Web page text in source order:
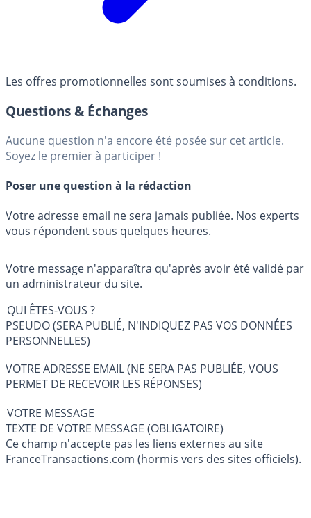
Les offres promotionnelles sont soumises à conditions.
Questions & Échanges
Aucune question n'a encore été posée sur cet article.
Soyez le premier à participer !
Poser une question à la rédaction
Votre adresse email ne sera jamais publiée. Nos experts
vous répondent sous quelques heures.
Votre message n'apparaîtra qu'après avoir été validé par
un administrateur du site.
QUI ÊTES-VOUS ?
PSEUDO (SERA PUBLIÉ, N'INDIQUEZ PAS VOS DONNÉES
PERSONNELLES)
VOTRE ADRESSE EMAIL (NE SERA PAS PUBLIÉE, VOUS
PERMET DE RECEVOIR LES RÉPONSES)
VOTRE MESSAGE
TEXTE DE VOTRE MESSAGE (OBLIGATOIRE)
Ce champ n'accepte pas les liens externes au site
FranceTransactions.com (hormis vers des sites officiels).